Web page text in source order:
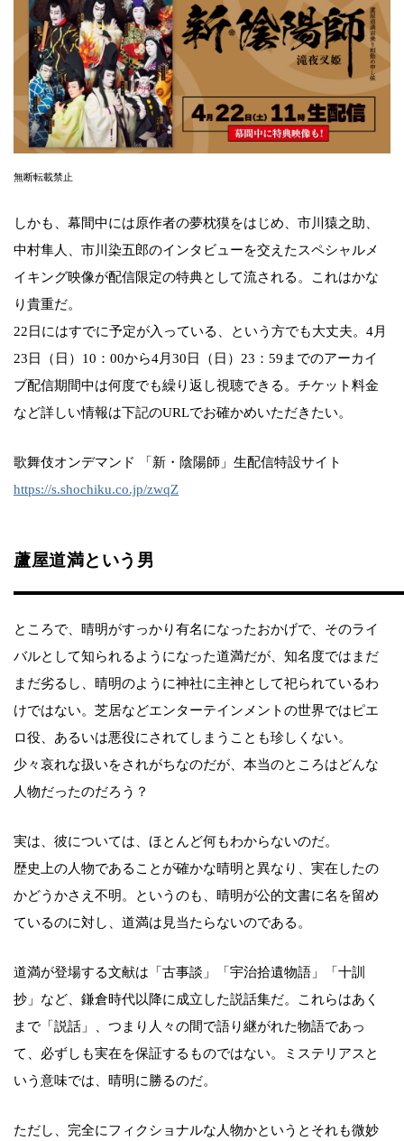
無断転載禁止
しかも、幕間中には原作者の夢枕獏をはじめ、市川猿之助、
中村隼人、市川染五郎のインタビューを交えたスペシャルメ
イキング映像が配信限定の特典として流される。これはかな
り貴重だ。
22日にはすでに予定が入っている、という方でも大丈夫。4月
23日（日）10：00から4月30日（日）23：59までのアーカイ
ブ配信期間中は何度でも繰り返し視聴できる。チケット料金
など詳しい情報は下記のURLでお確かめいただきたい。
歌舞伎オンデマンド 「新・陰陽師」生配信特設サイト
https://s.shochiku.co.jp/zwqZ
蘆屋道満という男
ところで、晴明がすっかり有名になったおかげで、そのライ
バルとして知られるようになった道満だが、知名度ではまだ
まだ劣るし、晴明のように神社に主神として祀られているわ
けではない。芝居などエンターテインメントの世界ではピエ
ロ役、あるいは悪役にされてしまうことも珍しくない。
少々哀れな扱いをされがちなのだが、本当のところはどんな
人物だったのだろう？
実は、彼については、ほとんど何もわからないのだ。
歴史上の人物であることが確かな晴明と異なり、実在したの
かどうかさえ不明。というのも、晴明が公的文書に名を留め
ているのに対し、道満は見当たらないのである。
道満が登場する文献は「古事談」「宇治拾遺物語」「十訓
抄」など、鎌倉時代以降に成立した説話集だ。これらはあく
まで「説話」、つまり人々の間で語り継がれた物語であっ
て、必ずしも実在を保証するものではない。ミステリアスと
いう意味では、晴明に勝るのだ。
ただし、完全にフィクショナルな人物かというとそれも微妙